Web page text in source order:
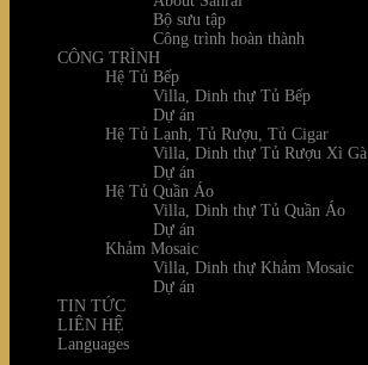
Bộ sưu tập
Công trình hoàn thành
CÔNG TRÌNH
Hệ Tủ Bếp
Villa, Dinh thự Tủ Bếp
Dự án
Hệ Tủ Lạnh, Tủ Rượu, Tủ Cigar
Villa, Dinh thự Tủ Rượu Xì Gà
Dự án
Hệ Tủ Quần Áo
Villa, Dinh thự Tủ Quần Áo
Dự án
Khảm Mosaic
Villa, Dinh thự Khảm Mosaic
Dự án
TIN TỨC
LIÊN HỆ
Languages